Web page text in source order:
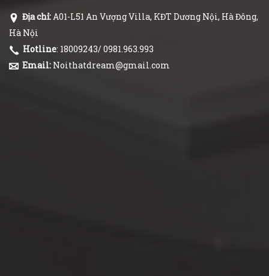
Địa chỉ:A01-L51 An Vượng Villa, KĐT Dương Nội, Hà Đông,
Hà Nội
Hotline: 18009243/ 0981.963.993
Email: Noithatdream@gmail.com